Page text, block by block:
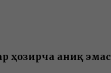
ҳозирча аниқ эмас